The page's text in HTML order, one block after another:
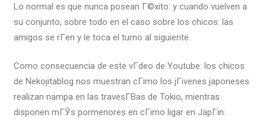
Lo normal es que nunca posean Г©xito: y cuando vuelven a
su conjunto, sobre todo en el caso sobre los chicos: las
amigos se rГ­en y le toca el turno al siguiente.
Como consecuencia de este vГ­deo de Youtube: los chicos
de Nekojitablog nos muestran cГіmo los jГіvenes japoneses
realizan nampa en las travesГ­В­as de Tokio, mientras
disponen mГЎs pormenores en cГіmo ligar en JapГіn: